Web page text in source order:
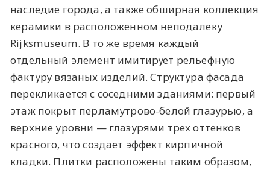
наследие города, а также обширная коллекция
керамики в расположенном неподалеку
Rijksmuseum. В то же время каждый
отдельный элемент имитирует рельефную
фактуру вязаных изделий. Структура фасада
перекликается с соседними зданиями: первый
этаж покрыт перламутрово-белой глазурью, а
верхние уровни — глазурями трех оттенков
красного, что создает эффект кирпичной
кладки. Плитки расположены таким образом,